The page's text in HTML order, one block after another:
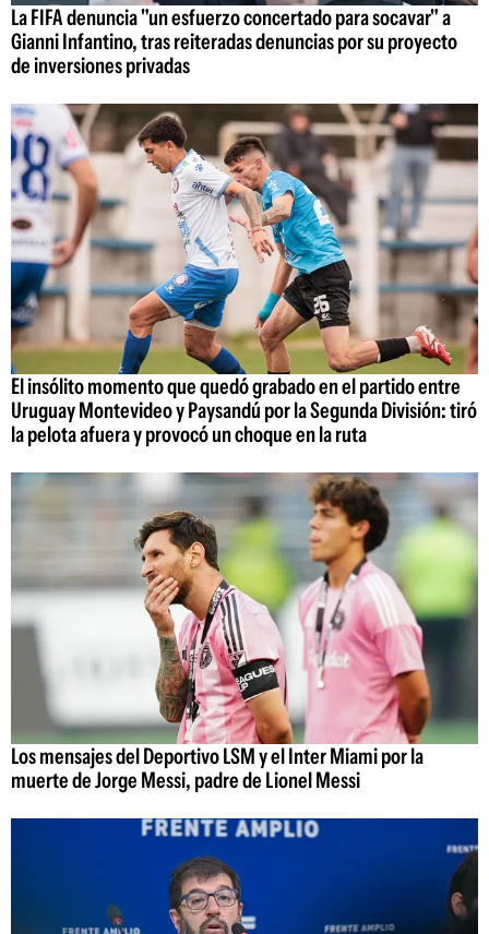
La FIFA denuncia "un esfuerzo concertado para socavar" a
Gianni Infantino, tras reiteradas denuncias por su proyecto
de inversiones privadas
El insólito momento que quedó grabado en el partido entre
Uruguay Montevideo y Paysandú por la Segunda División: tiró
la pelota afuera y provocó un choque en la ruta
Los mensajes del Deportivo LSM y el Inter Miami por la
muerte de Jorge Messi, padre de Lionel Messi